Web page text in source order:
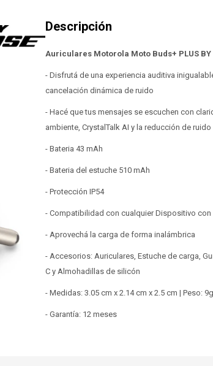
Auriculares Motorola Moto Buds+ PLUS BY
- Disfrutá de una experiencia auditiva
cancelación dinámica de ruido
- Hacé que tus mensajes se escuchen con
ambiente, CrystalTalk AI y la reducción de
- Bateria 43 mAh
- Bateria del estuche 510 mAh
- Protección IP54
- Compatibilidad con cualquier Dispositivo con
- Aprovechá la carga de forma inalámbrica
- Accesorios: Auriculares, Estuche de carga,
C y Almohadillas de silicón
- Medidas: 3.05 cm x 2.14 cm x 2.5 cm | Peso: 9g
- Garantía: 12 meses